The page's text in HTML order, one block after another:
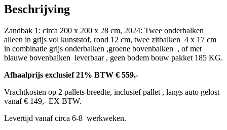
Beschrijving
Zandbak 1: circa 200 x 200 x 28 cm, 2024: Twee onderbalken
alleen in grijs vol kunststof, rond 12 cm, twee zitbalken 4 x 17 cm
in combinatie grijs onderbalken ,groene bovenbalken , of met
blauwe bovenbalken leverbaar , geen bodem bouw pakket 185 KG.
Afhaalprijs exclusief 21% BTW € 559,-
Vrachtkosten op 2 pallets breedte, inclusief pallet , langs auto gelost
vanaf € 149,- EX BTW.
Levertijd vanaf circa 6-8 werkweken.